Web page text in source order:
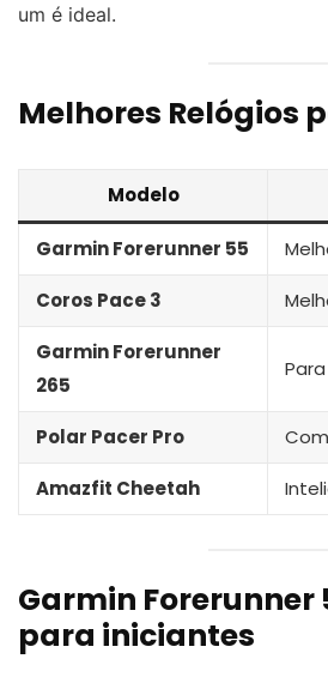
um é ideal.
Melhores Relógios
Modelo
Garmin Forerunner 55
Coros Pace 3
Garmin Forerunner
265
Polar Pacer Pro
Amazfit Cheetah
Garmin Forerunner
para iniciantes